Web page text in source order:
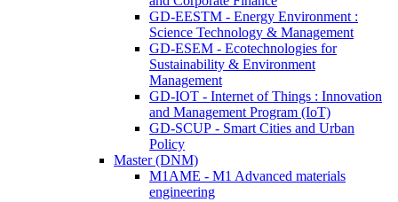
GD-EESTM - Energy Environment :
Science Technology & Management
GD-ESEM - Ecotechnologies for
Sustainability & Environment
Management
GD-IOT - Internet of Things : Innovation
and Management Program (IoT)
GD-SCUP - Smart Cities and Urban
Policy
Master (DNM)
M1AME - M1 Advanced materials
engineering